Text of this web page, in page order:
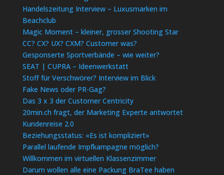
Handelszeitung Interview – Luxusmarken im
Beachclub
Magic Moment – kleiner, grosser Shooting Star
CC? CX? UX? CXM? Customer was?
Gesponserte Sportverbände – wie weiter?
SEAT | CUPRA – Ideenwerkstatt
Stoff für Verschwörer? Interview im Blick
Fake News oder PR-Gag?
Das 3 x 3 der Customer Centricity
20min.ch fragt, der Marketing Experte antwortet
Kundenreise 2.0
Beziehungsstatus: «Es ist kompliziert»
Parallel laufende Impfkampagne möglich?
Willkommen im virtuellen Klassenzimmer
Darum wollen alle eine Packung BraTee haben